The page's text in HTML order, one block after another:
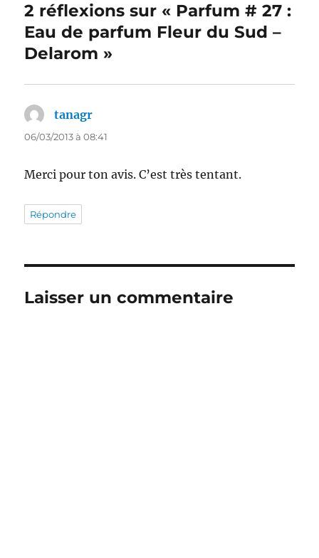
2 réflexions sur « Parfum # 27 :
Eau de parfum Fleur du Sud –
Delarom »
tanagr
06/03/2013 à 08:41
Merci pour ton avis. C’est très tentant.
Répondre
Laisser un commentaire